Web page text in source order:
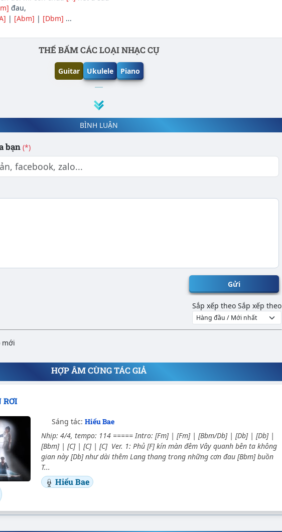
đau,
| [Abm] | [Dbm] ...
THẾ BẤM CÁC LOẠI NHẠC CỤ
Guitar Ukulele Piano
BÌNH LUẬN
bạn (*)
Gửi
Sắp xếp theo Sắp xếp theo
mới
HỢP ÂM CÙNG TÁC GIẢ
RƠI
Sáng tác: Hiếu Bae
Nhịp: 4/4, tempo: 114 ===== Intro: [Fm] | [Fm] | [Bbm/Db] | [Db] | [Db] |
[Bbm] | [C] | [C] | [C] Ver. 1: Phủ [F] kín màn đêm Vây quanh bên ta không
gian này [Db] như dài thêm Lang thang trong những cơn đau [Bbm] buồn
T...
Hiếu Bae